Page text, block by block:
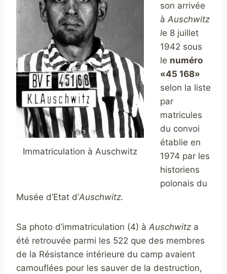
Immatriculation à Auschwitz
son arrivée
à Auschwitz
le 8 juillet
1942 sous
le numéro
«45 168»
selon la liste
par
matricules
du convoi
établie en
1974 par les
historiens
polonais du
Musée d’Etat d’Auschwitz.
Sa photo d’immatriculation (4) à Auschwitz a
été retrouvée parmi les 522 que des membres
de la Résistance intérieure du camp avaient
camouflées pour les sauver de la destruction,